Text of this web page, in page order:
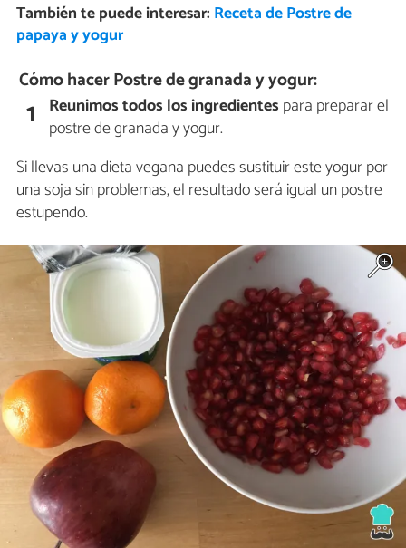
También te puede interesar: Receta de Postre de
papaya y yogur
Cómo hacer Postre de granada y yogur:
1 Reunimos todos los ingredientes para preparar el
postre de granada y yogur.
Si llevas una dieta vegana puedes sustituir este yogur por
una soja sin problemas, el resultado será igual un postre
estupendo.